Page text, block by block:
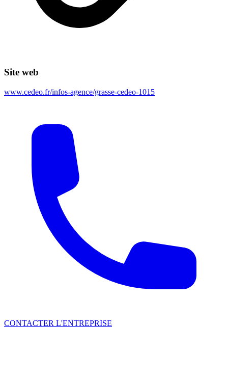
Site web
www.cedeo.fr/infos-agence/grasse-cedeo-1015
CONTACTER L'ENTREPRISE